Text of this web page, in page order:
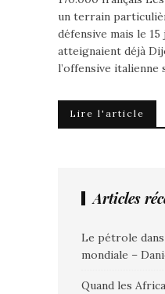
un terrain
défensive mais le
atteignaient déjà
l’offensive
Lire l'article
Articles
Le pétrole
mondiale –
Quand les